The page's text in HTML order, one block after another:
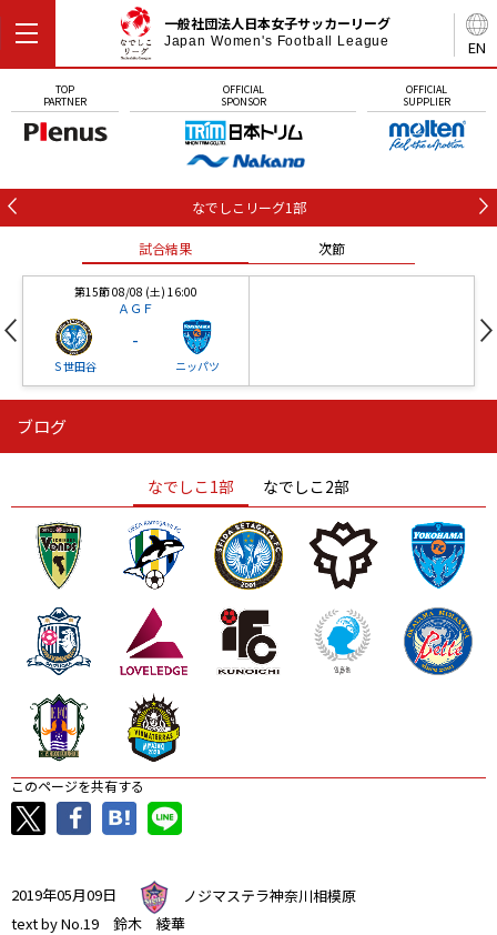
EN
一般社団法人日本女子サッカーリーグ
Japan Women's Football League
TOP
PARTNER
OFFICIAL
SPONSOR
OFFICIAL
SUPPLIER
なでしこリーグ1部
試合結果 次節
第15節 08/08 (土) 16:00
ＡＧＦ
Ｓ世田谷
-
ニッパツ
ニッパツ
ニッパツ 名古屋
石人の星
静岡 愛媛Ｌ
ブログ
なでしこ1部 なでしこ2部
このページを共有する
2019年05月09日
ノジマステラ神奈川相模原
text by No.19 鈴木 綾華